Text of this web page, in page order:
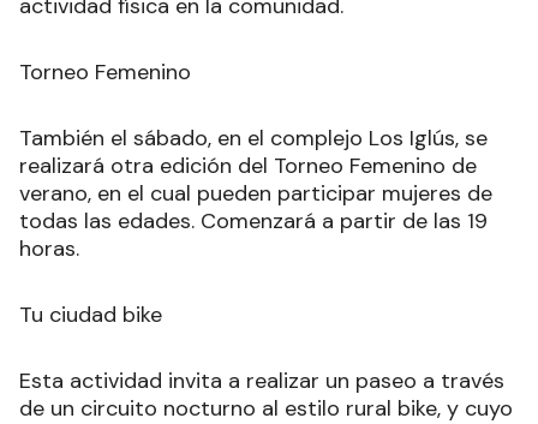
edades, es una oportunidad para ejercitarse al
merengue y rumba, fomentando la diversión y la
Torneo Femenino
También el sábado, en el complejo Los Iglús, se
realizará otra edición del Torneo Femenino de
todas las edades. Comenzará a partir de las 19
Tu ciudad bike